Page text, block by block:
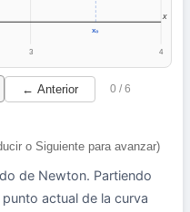
3 4
x
x₀
← Anterior 0 / 6
o Siguiente para avanzar)
de Newton. Partiendo
actual de la curva